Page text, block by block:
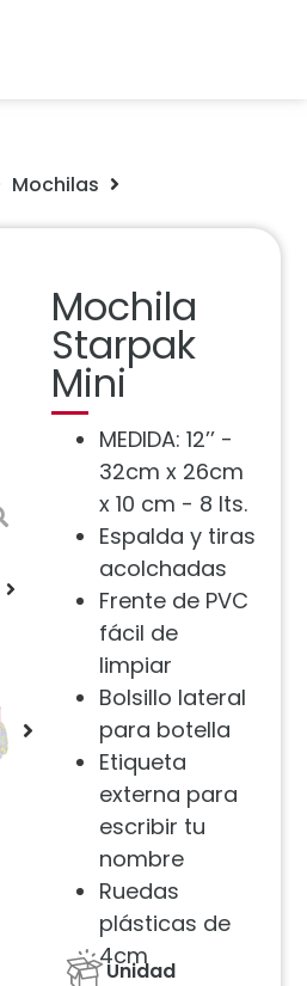
Mochilas
Mochila
Starpak
Mini
MEDIDA: 12’’ -
32cm x 26cm
x 10 cm - 8 lts.
Espalda y tiras
acolchadas
Frente de PVC
fácil de
limpiar
Bolsillo lateral
para botella
Etiqueta
externa para
escribir tu
nombre
Ruedas
plásticas de
4cm
Unidad